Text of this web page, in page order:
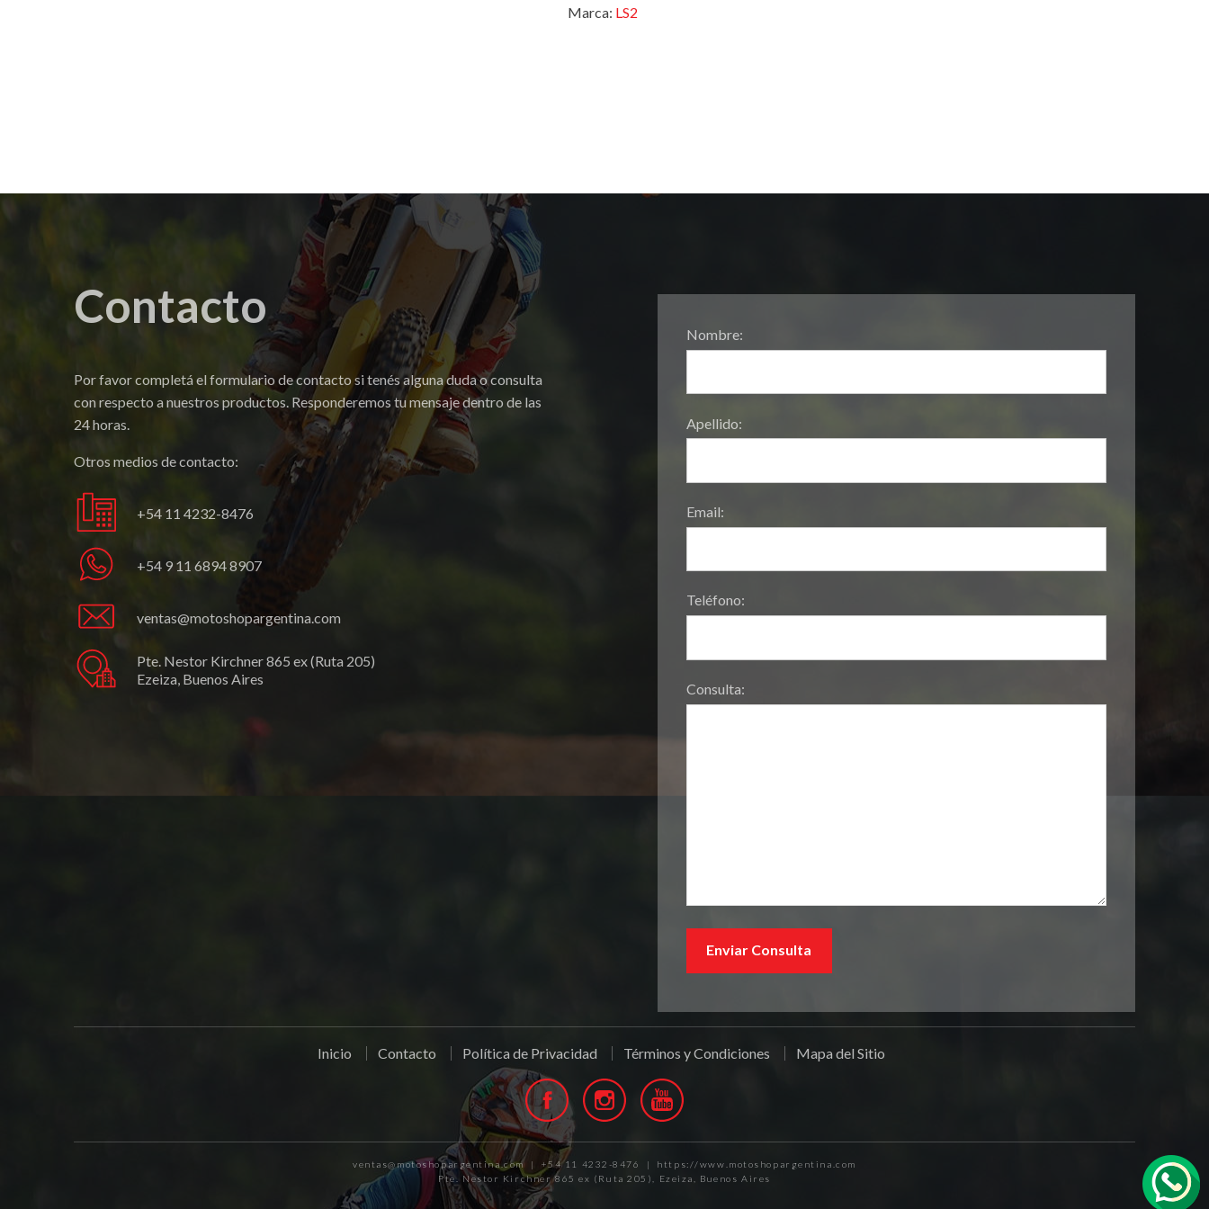
Marca: LS2
Contacto
Por favor completá el formulario de contacto si tenés alguna duda o consulta
con respecto a nuestros productos. Responderemos tu mensaje dentro de las
24 horas.
Otros medios de contacto:
+54 11 4232-8476
+54 9 11 6894 8907
ventas@motoshopargentina.com
Pte. Nestor Kirchner 865 ex (Ruta 205)
Ezeiza, Buenos Aires
Nombre:
Apellido:
Email:
Teléfono:
Consulta:
Inicio Contacto Política de Privacidad Términos y Condiciones Mapa del Sitio
ventas@motoshopargentina.com | +54 11 4232-8476 | https://www.motoshopargentina.com
Pte. Nestor Kirchner 865 ex (Ruta 205), Ezeiza, Buenos Aires